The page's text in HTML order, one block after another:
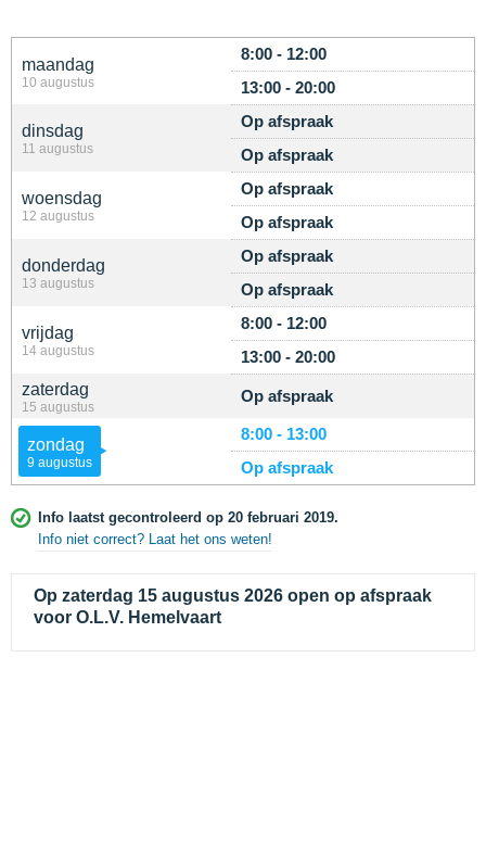
maandag
10 augustus
8:00 - 12:00
13:00 - 20:00
dinsdag
11 augustus
Op afspraak
Op afspraak
woensdag
12 augustus
Op afspraak
Op afspraak
donderdag
13 augustus
Op afspraak
Op afspraak
vrijdag
14 augustus
8:00 - 12:00
13:00 - 20:00
zaterdag
15 augustus
Op afspraak
zondag
9 augustus
8:00 - 13:00
Op afspraak
Info laatst gecontroleerd op 20 februari 2019.
Info niet correct? Laat het ons weten!
Op zaterdag 15 augustus 2026 open op afspraak
voor O.L.V. Hemelvaart